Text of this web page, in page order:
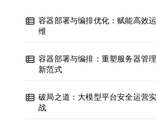
容器部署与编排优化：赋能高效运
维
容器部署与编排：重塑服务器管理
新范式
破局之道：大模型平台安全运营实
战